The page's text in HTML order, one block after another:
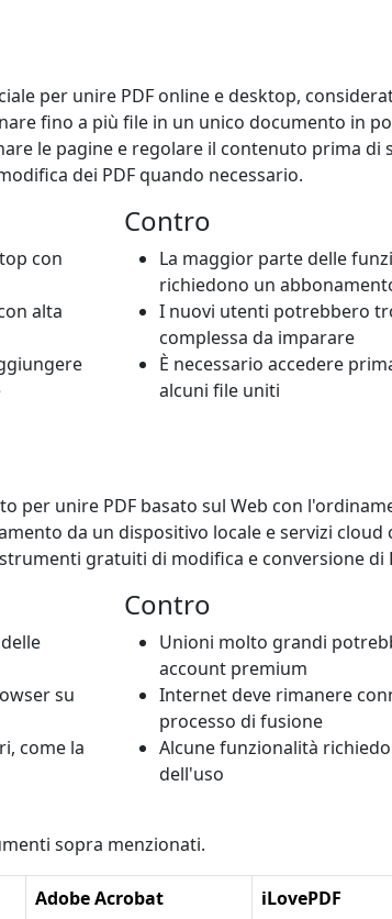
per unire PDF online e desktop,
fino a più file in un unico documento in
le pagine e regolare il contenuto prima di
dei PDF quando necessario.
con
alta
Contro
La maggior parte delle
richiedono un
I nuovi utenti potrebbero
complessa da imparare
È necessario accedere
alcuni file uniti
per unire PDF basato sul Web con
da un dispositivo locale e servizi cloud
gratuiti di modifica e conversione di
su
come la
Contro
Unioni molto grandi
account premium
Internet deve rimanere
processo di fusione
Alcune funzionalità
dell'uso
sopra menzionati.
Adobe Acrobat iLovePDF